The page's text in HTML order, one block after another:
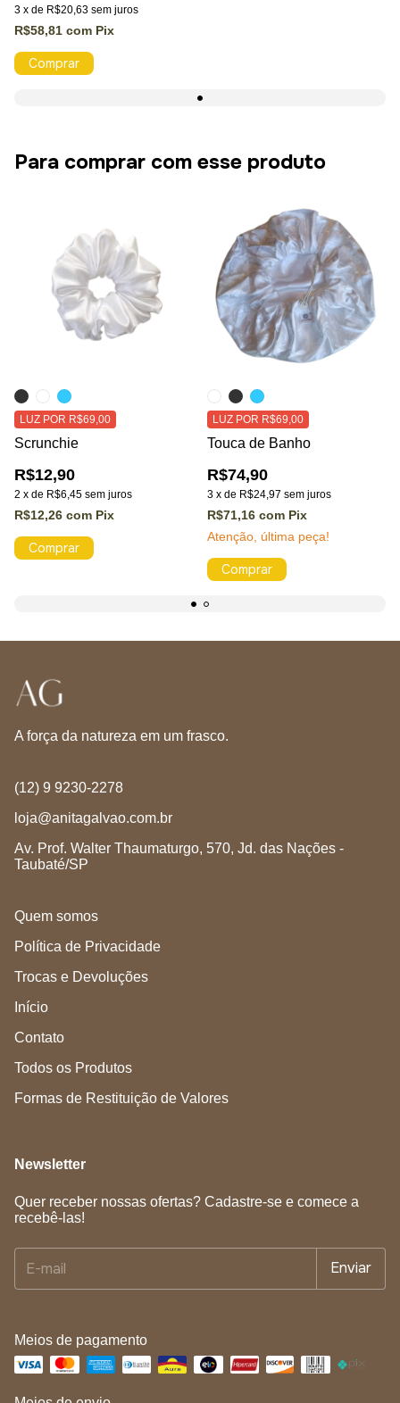
3 x de R$20,63 sem juros
R$58,81 com Pix
Comprar
Para comprar com esse produto
Scrunchie
R$12,90
2 x de R$6,45 sem juros
R$12,26 com Pix
Comprar
LUZ POR R$69,00
Touca de Banho
R$74,90
3 x de R$24,97 sem juros
R$71,16 com Pix
Atenção, última peça!
Comprar
LUZ POR R$69,00
A força da natureza em um frasco.
(12) 9 9230-2278
loja@anitagalvao.com.br
Av. Prof. Walter Thaumaturgo, 570, Jd. das Nações -
Taubaté/SP
Quem somos
Política de Privacidade
Trocas e Devoluções
Início
Contato
Todos os Produtos
Formas de Restituição de Valores
Newsletter
Quer receber nossas ofertas? Cadastre-se e comece a
recebê-las!
Meios de pagamento